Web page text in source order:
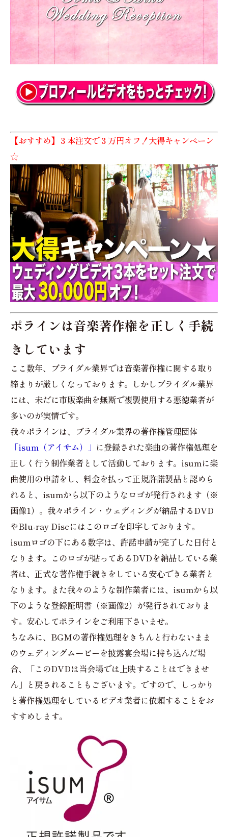
【おすすめ】３本注文で３万円オフ！大得キャンペーン
☆
ポラインは音楽著作権を正しく手続
きしています
ここ数年、ブライダル業界では音楽著作権に関する取り
締まりが厳しくなっております。しかしブライダル業界
には、未だに市販楽曲を無断で複製使用する悪徳業者が
多いのが実情です。
我々ポラインは、ブライダル業界の著作権管理団体
「isum（アイサム）」 に登録された楽曲の著作権処理を
正しく行う制作業者として活動しております。isumに楽
曲使用の申請をし、料金を払って正規許諾製品と認めら
れると、isumから以下のようなロゴが発行されます（※
画像1）。我々ポライン・ウェディングが納品するDVD
やBlu-ray Discにはこのロゴを印字しております。
isumロゴの下にある数字は、許諾申請が完了した日付と
なります。このロゴが貼ってあるDVDを納品している業
者は、正式な著作権手続きをしている安心できる業者と
なります。また我々のような制作業者には、isumから以
下のような登録証明書（※画像2）が発行されておりま
す。安心してポラインをご利用下さいませ。
ちなみに、BGMの著作権処理をきちんと行わないまま
のウェディングムービーを披露宴会場に持ち込んだ場
合、「このDVDは当会場では上映することはできませ
ん」と戻されることもございます。ですので、しっかり
と著作権処理をしているビデオ業者に依頼することをお
すすめします。